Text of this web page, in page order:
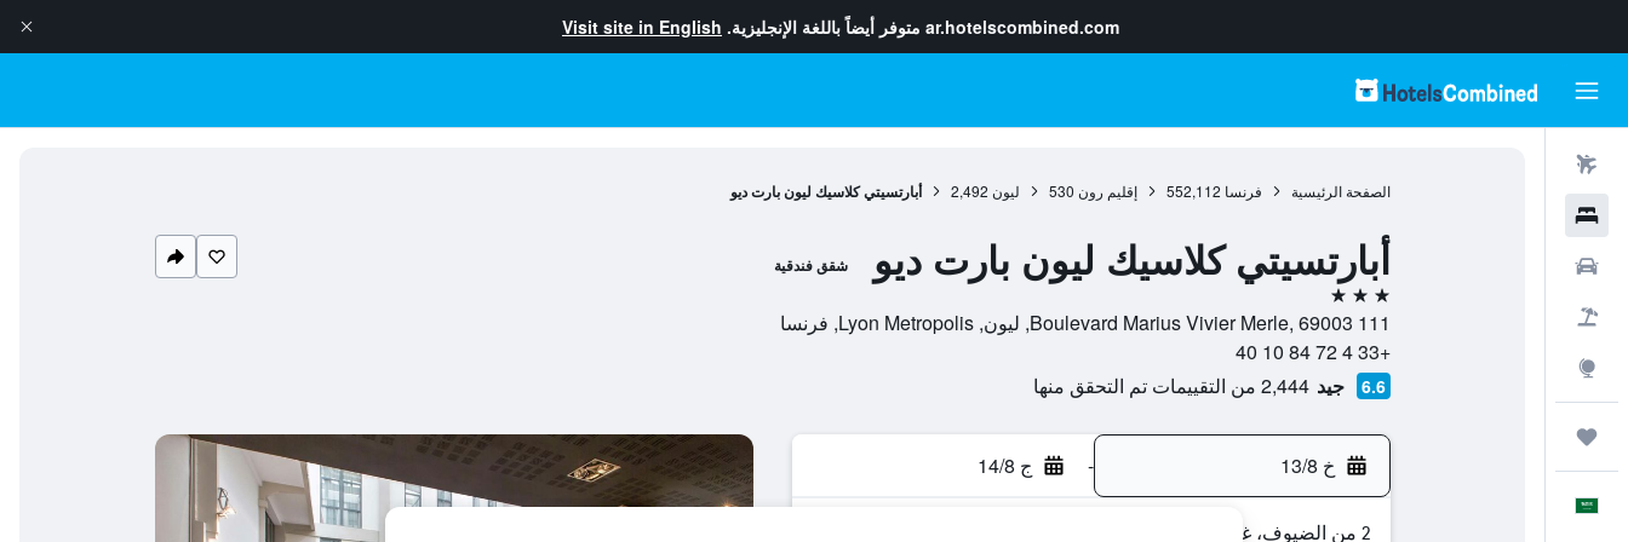
ar.hotelscombined.com متوفر أيضاً باللغة الإنجليزية. Visit site in English
الصفحة الرئيسية فرنسا 552,112 إقليم رون 530 ليون 2,492 أبارتسيتي كلاسيك ليون بارت ديو
أبارتسيتي كلاسيك ليون بارت ديو شقق فندقية
3 نجوم
111 Boulevard Marius Vivier Merle, 69003, ليون, Lyon Metropolis, فرنسا
+33 4 72 84 10 40
6.6 جيد 2,444 من التقييمات تم التحقق منها
خ 13/8 - ج 14/8
2 من الضيوف، غرفة واحدة